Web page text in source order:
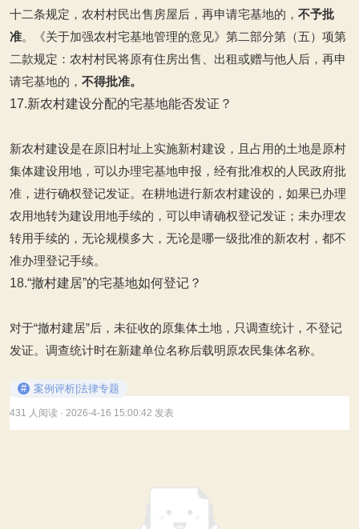
十二条规定，农村村民出售房屋后，再申请宅基地的， 不予批
准。《关于加强农村宅基地管理的意见》第二部分第（五）项第
二款规定：农村村民将原有住房出售、出租或赠与他人后，再申
请宅基地的， 不得批准。
17.新农村建设分配的宅基地能否发证？
新农村建设是在原旧村址上实施新村建设，且占用的土地是原村
集体建设用地，可以办理宅基地申报，经有批准权的人民政府批
准，进行确权登记发证。在耕地进行新农村建设的，如果已办理
农用地转为建设用地手续的，可以申请确权登记发证；未办理农
转用手续的，无论规模多大，无论是哪一级批准的新农村，都不
准办理登记手续。
18.“撤村建居”的宅基地如何登记？
对于“撤村建居”后，未征收的原集体土地，只调查统计，不登记
发证。调查统计时在新建单位名称后载明原农民集体名称。
# 案例评析|法律专题
431 人阅读 · 2026-4-16 15:00:42 发表